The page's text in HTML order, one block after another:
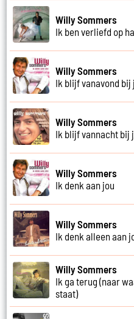
Willy Sommers
Ik ben verliefd op
Willy Sommers
Ik blijf vanavond bij
Willy Sommers
Ik blijf vannacht bij
Willy Sommers
Ik denk aan jou
Willy Sommers
Ik denk alleen aan
Willy Sommers
Ik ga terug (naar
staat)